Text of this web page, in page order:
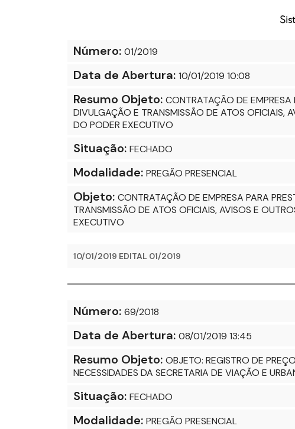
Número: 01/2019
Data de Abertura: 10/01/2019 10:08
Resumo Objeto: CONTRATAÇÃO DE
DIVULGAÇÃO E TRANSMISSÃO DE ATOS OFICIAIS,
DO PODER EXECUTIVO
Situação: FECHADO
Modalidade: PREGÃO PRESENCIAL
Objeto: CONTRATAÇÃO DE EMPRESA PARA
TRANSMISSÃO DE ATOS OFICIAIS, AVISOS E
EXECUTIVO
10/01/2019 EDITAL 01/2019
Número: 69/2018
Data de Abertura: 08/01/2019 13:45
Resumo Objeto: OBJETO: REGISTRO DE
NECESSIDADES DA SECRETARIA DE VIAÇÃO E
Situação: FECHADO
Modalidade: PREGÃO PRESENCIAL